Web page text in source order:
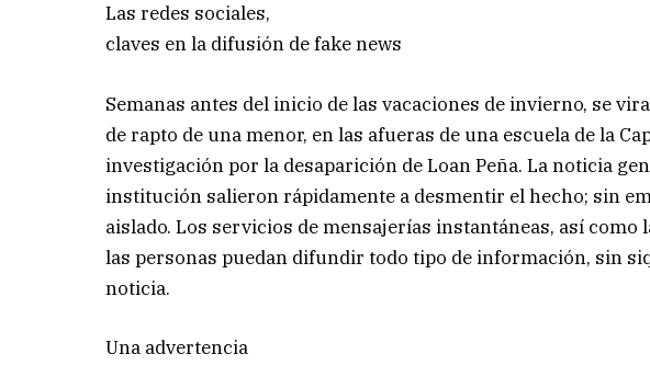
Las redes sociales,
claves en la difusión de fake news
Semanas antes del inicio de las vacaciones de invierno, se
de rapto de una menor, en las afueras de una escuela de la
investigación por la desaparición de Loan Peña. La noticia
institución salieron rápidamente a desmentir el hecho; sin
aislado. Los servicios de mensajerías instantáneas, así como
las personas puedan difundir todo tipo de información, sin
noticia.
Una advertencia